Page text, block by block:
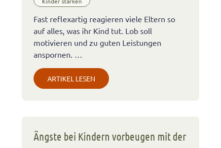
Fast reflexartig reagieren viele Eltern so
auf alles, was ihr Kind tut. Lob soll
motivieren und zu guten Leistungen
anspornen. …
ARTIKEL LESEN
Ängste bei Kindern vorbeugen mit der